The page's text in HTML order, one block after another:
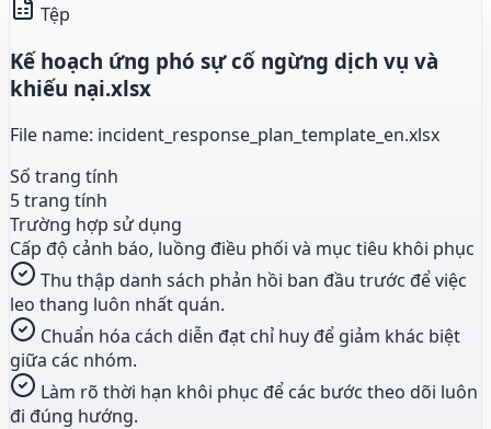
Tệp
Kế hoạch ứng phó sự cố ngừng dịch vụ và
khiếu nại.xlsx
File name: incident_response_plan_template_en.xlsx
Số trang tính
5 trang tính
Trường hợp sử dụng
Cấp độ cảnh báo, luồng điều phối và mục tiêu khôi phục
Thu thập danh sách phản hồi ban đầu trước để việc
leo thang luôn nhất quán.
Chuẩn hóa cách diễn đạt chỉ huy để giảm khác biệt
giữa các nhóm.
Làm rõ thời hạn khôi phục để các bước theo dõi luôn
đi đúng hướng.